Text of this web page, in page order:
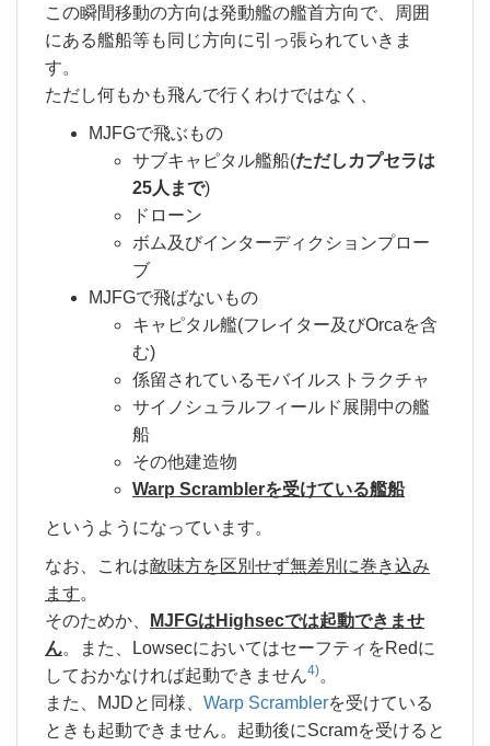
この瞬間移動の方向は発動艦の艦首方向で、周囲
にある艦船等も同じ方向に引っ張られていきま
す。
ただし何もかも飛んで行くわけではなく、
MJFGで飛ぶもの
サブキャピタル艦船(ただしカプセラは
25人まで)
ドローン
ボム及びインターディクションプロー
ブ
MJFGで飛ばないもの
キャピタル艦(フレイター及びOrcaを含
む)
係留されているモバイルストラクチャ
サイノシュラルフィールド展開中の艦
船
その他建造物
Warp Scramblerを受けている艦船
というようになっています。
なお、これは敵味方を区別せず無差別に巻き込み
ます。
そのためか、
MJFGはHighsecでは起動できませ
ん。また、LowsecにおいてはセーフティをRedに
しておかなければ起動できません4)。
また、MJDと同様、 Warp Scramblerを受けている
ときも起動できません。起動後にScramを受けると